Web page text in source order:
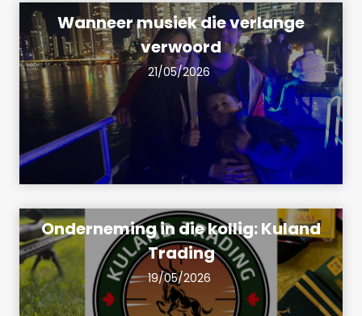
Wanneer musiek die verlange
verwoord
21/05/2026
Onderneming in die kollig: Kuland
Trading
19/05/2026